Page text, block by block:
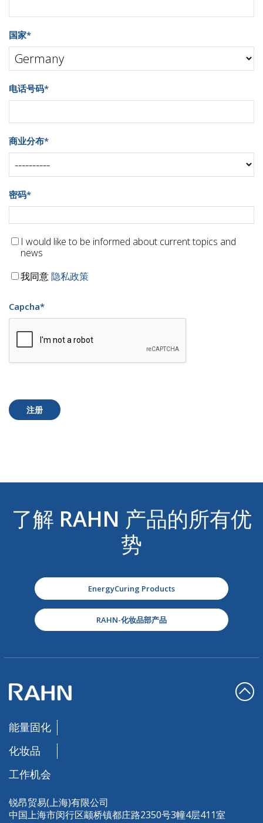
国家*
电话号码*
商业分布*
密码*
I would like to be informed about current topics and
news
我同意隐私政策
Capcha*
注册
了解 RAHN 产品的所有优
势
EnergyCuring Products
RAHN-化妆品部产品
锐昂贸易(上海)有限公司
中国上海市闵行区颛桥镇都庄路2350号3幢4层411室
能量固化
化妆品
工作机会